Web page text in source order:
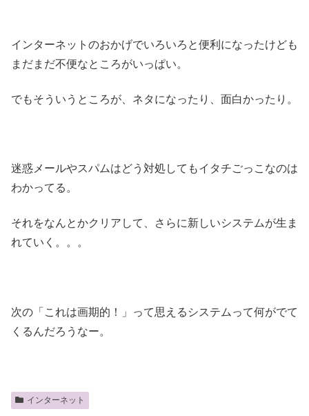
インターネットのおかげでいろいろと便利になったけども
まだまだ不便なところがいっぱい。
でもそういうところが、ネタになったり、面白かったり。
迷惑メールやスパムはどう対処してもイタチごっこなのは
わかってる。
それをなんとかクリアして、さらに新しいシステムが生ま
れていく。。。
次の「これは画期的！」って思えるシステムって何がでて
くるんだろうなー。
インターネット